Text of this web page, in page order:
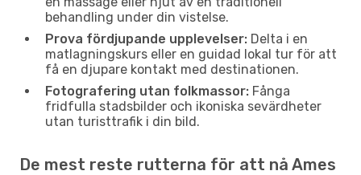
behandling under din vistelse.
Prova fördjupande upplevelser: Delta i en
matlagningskurs eller en guidad lokal tur för att
få en djupare kontakt med destinationen.
Fotografering utan folkmassor: Fånga
fridfulla stadsbilder och ikoniska sevärdheter
utan turisttrafik i din bild.
De mest reste rutterna för att nå Ames